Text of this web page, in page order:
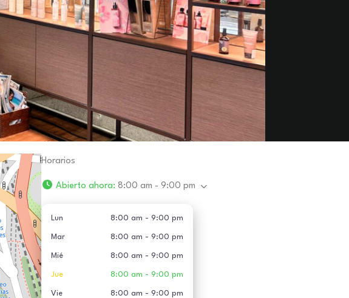
Horarios
Abierto ahora: 8:00 am - 9:00 pm
Lun 8:00 am - 9:00 pm
Mar 8:00 am - 9:00 pm
Mié 8:00 am - 9:00 pm
Jue 8:00 am - 9:00 pm
Vie 8:00 am - 9:00 pm